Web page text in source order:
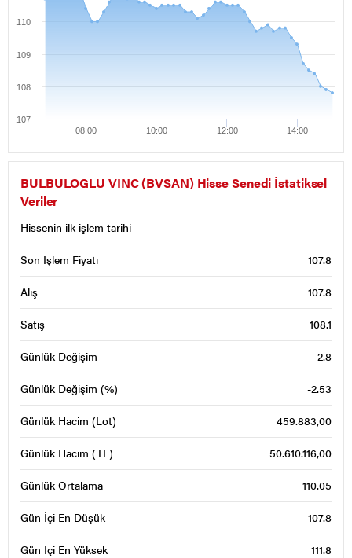
08:00 10:00 12:00 14:00
107
108
109
110
BULBULOGLU VINC (BVSAN) Hisse Senedi İstatiksel
Veriler
Hissenin ilk işlem tarihi
Son İşlem Fiyatı 107.8
Alış 107.8
Satış 108.1
Günlük Değişim -2.8
Günlük Değişim (%) -2.53
Günlük Hacim (Lot) 459.883,00
Günlük Hacim (TL) 50.610.116,00
Günlük Ortalama 110.05
Gün İçi En Düşük 107.8
Gün İçi En Yüksek 111.8